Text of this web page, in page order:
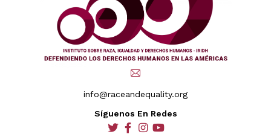
info@raceandequality.org
Síguenos En Redes
socialsocialsocialsocial